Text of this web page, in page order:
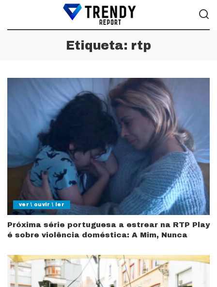
Etiqueta: rtp
ver \ ouvir \ ler
Próxima série portuguesa a estrear na RTP Play
é sobre violência doméstica: A Mim, Nunca